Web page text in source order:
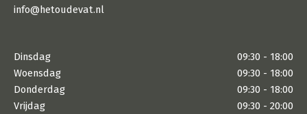
info@hetoudevat.nl
Dinsdag
09:30 - 18:00
Woensdag
09:30 - 18:00
Donderdag
09:30 - 18:00
Vrijdag
09:30 - 20:00